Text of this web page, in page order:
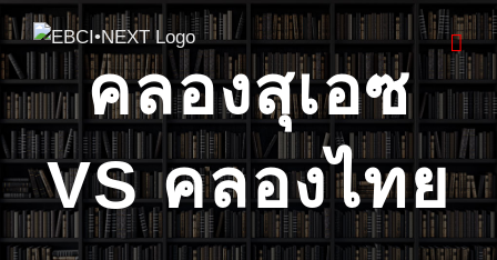
Skip
to
content
คลองสุเอซ
VS คลองไทย